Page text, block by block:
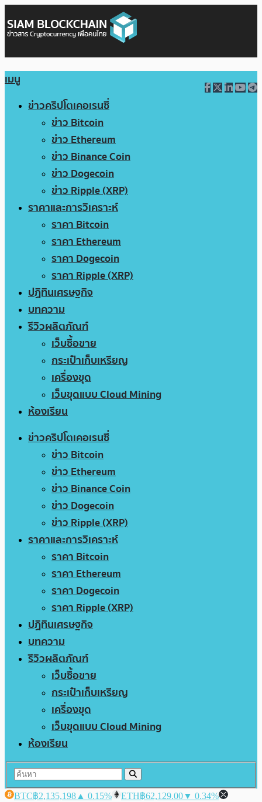
เมนู
ข่าวคริปโตเคอเรนซี่
ข่าว Bitcoin
ข่าว Ethereum
ข่าว Binance Coin
ข่าว Dogecoin
ข่าว Ripple (XRP)
ราคาและการวิเคราะห์
ราคา Bitcoin
ราคา Ethereum
ราคา Dogecoin
ราคา Ripple (XRP)
ปฏิทินเศรษฐกิจ
บทความ
รีวิวผลิตภัณฑ์
เว็บซื้อขาย
กระเป๋าเก็บเหรียญ
เครื่องขุด
เว็บขุดแบบ Cloud Mining
ห้องเรียน
ข่าวคริปโตเคอเรนซี่
ข่าว Bitcoin
ข่าว Ethereum
ข่าว Binance Coin
ข่าว Dogecoin
ข่าว Ripple (XRP)
ราคาและการวิเคราะห์
ราคา Bitcoin
ราคา Ethereum
ราคา Dogecoin
ราคา Ripple (XRP)
ปฏิทินเศรษฐกิจ
บทความ
รีวิวผลิตภัณฑ์
เว็บซื้อขาย
กระเป๋าเก็บเหรียญ
เครื่องขุด
เว็บขุดแบบ Cloud Mining
ห้องเรียน
BTC฿2,135,198 ▲ 0.15% ETH฿62,129.00▼ 0.34%